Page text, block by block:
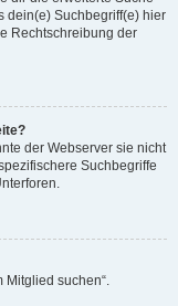
dein(e) Suchbegriff(e) hier
Rechtschreibung der
der Webserver sie nicht
Suchbegriffe
Mitglied suchen“.